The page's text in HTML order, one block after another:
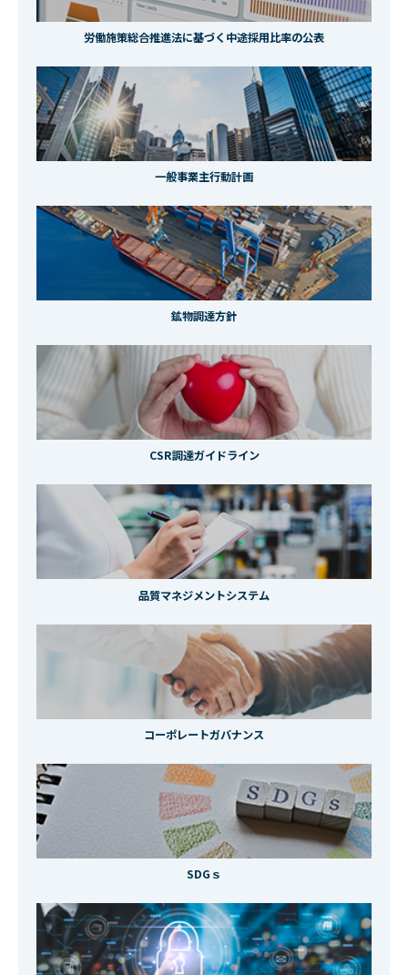
労働施策総合推進法に基づく中途採用比率の公表
一般事業主行動計画
鉱物調達方針
CSR調達ガイドライン
品質マネジメントシステム
コーポレートガバナンス
SDGｓ